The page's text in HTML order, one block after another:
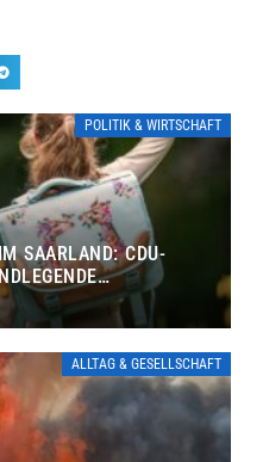
POLITIK & WIRTSCHAFT
SAARLAND: CDU-
ALLTAG & GESELLSCHAFT